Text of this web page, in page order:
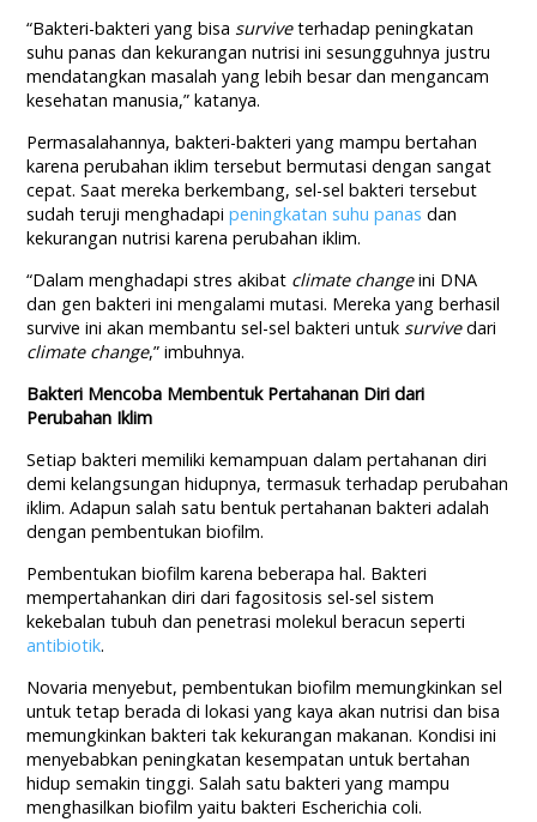
“Bakteri-bakteri yang bisa surviveterhadap peningkatan
suhu panas dan kekurangan nutrisi ini sesungguhnya justru
mendatangkan masalah yang lebih besar dan mengancam
kesehatan manusia,” katanya.
Permasalahannya, bakteri-bakteri yang mampu bertahan
karena perubahan iklim tersebut bermutasi dengan sangat
cepat. Saat mereka berkembang, sel-sel bakteri tersebut
sudah teruji menghadapipeningkatan suhu panas dan
kekurangan nutrisi karena perubahan iklim.
“Dalam menghadapi stres akibat climate changeini DNA
dan gen bakteri ini mengalami mutasi. Mereka yang berhasil
survive ini akan membantu sel-sel bakteri untuk survivedari
climate change,” imbuhnya.
Bakteri Mencoba Membentuk Pertahanan Diri dari
Perubahan Iklim
Setiap bakteri memiliki kemampuan dalam pertahanan diri
demi kelangsungan hidupnya, termasuk terhadap perubahan
iklim. Adapun salah satu bentuk pertahanan bakteri adalah
dengan pembentukan biofilm.
Pembentukan biofilm karena beberapa hal. Bakteri
mempertahankan diri dari fagositosis sel-sel sistem
kekebalan tubuh dan penetrasi molekul beracun seperti
antibiotik.
Novaria menyebut, pembentukan biofilm memungkinkan sel
untuk tetap berada di lokasi yang kaya akan nutrisi dan bisa
memungkinkan bakteri tak kekurangan makanan. Kondisi ini
menyebabkan peningkatan kesempatan untuk bertahan
hidup semakin tinggi. Salah satu bakteri yang mampu
menghasilkan biofilm yaitu bakteri Escherichia coli.